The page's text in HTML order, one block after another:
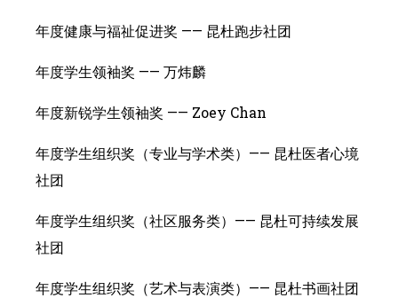
年度健康与福祉促进奖 —— 昆杜跑步社团
年度学生领袖奖 —— 万炜麟
年度新锐学生领袖奖 —— Zoey Chan
年度学生组织奖（专业与学术类）—— 昆杜医者心境
社团
年度学生组织奖（社区服务类）—— 昆杜可持续发展
社团
年度学生组织奖（艺术与表演类）—— 昆杜书画社团